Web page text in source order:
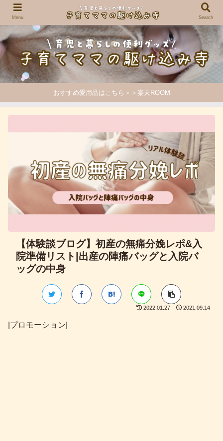
おすすめ愛用品はこちら＞＞楽天ROOM
【体験談ブログ】初産の無痛分娩レポ&入
院準備リスト|出産の陣痛バッグと入院バ
ッグの中身
2022.01.27 2021.09.14
|プロモーション|
Menu Search